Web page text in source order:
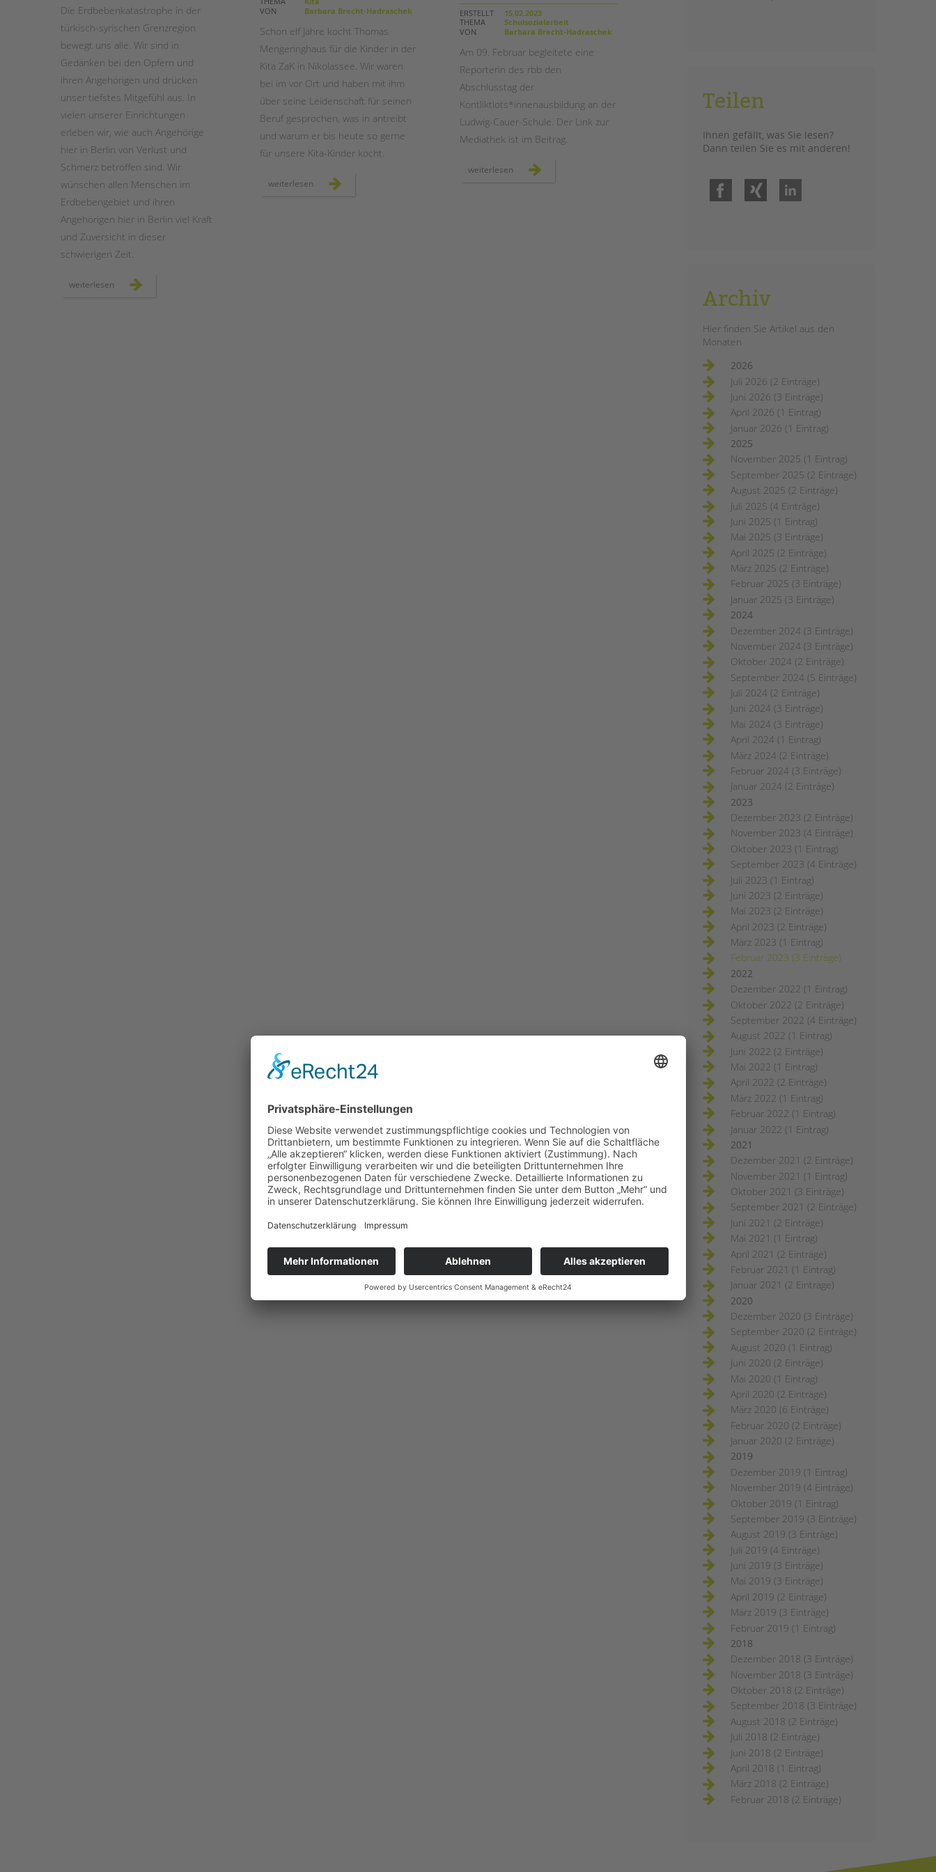
STADTTEILARBEIT
Die Erdbebenkatastrophe in der
türkisch-syrischen Grenzregion
bewegt uns alle. Wir sind in
Gedanken bei den Opfern und
ihren Angehörigen und drücken
unser tiefstes Mitgefühl aus. In
vielen unserer Einrichtungen
erleben wir, wie auch Angehörige
hier in Berlin von Verlust und
Schmerz betroffen sind. Wir
wünschen allen Menschen im
Erdbebengebiet und ihren
Angehörigen hier in Berlin viel Kraft
und Zuversicht in dieser
schwierigen Zeit.
weiterlesen solidarität
VON
Barbara Brecht-Hadraschek
Schon elf Jahre kocht Thomas
Mengeringhaus für die Kinder in der
Kita ZaK in Nikolassee. Wir waren
bei im vor Ort und haben mit ihm
über seine Leidenschaft für seinen
Beruf gesprochen, was in antreibt
und warum er bis heute so gerne
für unsere Kita-Kinder kocht.
weiterlesen
ERSTELLT
15.02.2023
THEMA
Schulsozialarbeit
VON
Barbara Brecht-Hadraschek
Am 09. Februar begleitete eine
Reporterin des rbb den
Abschlusstag der
Kontliktlots*innenausbildung an der
Ludwig-Cauer-Schule. Der Link zur
Mediathek ist im Beitrag.
weiterlesen
Teilen
Ihnen gefällt, was Sie lesen?
Dann teilen Sie es mit anderen!
Facebook
Archiv
Hier finden Sie Artikel aus den
Monaten
2026
Juli 2026 (2 Einträge)
Juni 2026 (3 Einträge)
April 2026 (1 Eintrag)
Januar 2026 (1 Eintrag)
2025
November 2025 (1 Eintrag)
September 2025 (2 Einträge)
August 2025 (2 Einträge)
Juli 2025 (4 Einträge)
Juni 2025 (1 Eintrag)
Mai 2025 (3 Einträge)
April 2025 (2 Einträge)
März 2025 (2 Einträge)
Februar 2025 (3 Einträge)
Januar 2025 (3 Einträge)
2024
Dezember 2024 (3 Einträge)
November 2024 (3 Einträge)
Oktober 2024 (2 Einträge)
September 2024 (5 Einträge)
Juli 2024 (2 Einträge)
Juni 2024 (3 Einträge)
Mai 2024 (3 Einträge)
April 2024 (1 Eintrag)
März 2024 (2 Einträge)
Februar 2024 (3 Einträge)
Januar 2024 (2 Einträge)
2023
Dezember 2023 (2 Einträge)
November 2023 (4 Einträge)
Oktober 2023 (1 Eintrag)
September 2023 (4 Einträge)
Juli 2023 (1 Eintrag)
Juni 2023 (2 Einträge)
Mai 2023 (2 Einträge)
April 2023 (2 Einträge)
März 2023 (1 Eintrag)
Februar 2023 (3 Einträge)
2022
Dezember 2022 (1 Eintrag)
Oktober 2022 (2 Einträge)
September 2022 (4 Einträge)
August 2022 (1 Eintrag)
Juni 2022 (2 Einträge)
Mai 2022 (1 Eintrag)
April 2022 (2 Einträge)
März 2022 (1 Eintrag)
Februar 2022 (1 Eintrag)
Januar 2022 (1 Eintrag)
2021
Dezember 2021 (2 Einträge)
November 2021 (1 Eintrag)
Oktober 2021 (3 Einträge)
September 2021 (2 Einträge)
Juni 2021 (2 Einträge)
Mai 2021 (1 Eintrag)
April 2021 (2 Einträge)
Februar 2021 (1 Eintrag)
Januar 2021 (2 Einträge)
2020
Dezember 2020 (3 Einträge)
September 2020 (2 Einträge)
August 2020 (1 Eintrag)
Juni 2020 (2 Einträge)
Mai 2020 (1 Eintrag)
April 2020 (2 Einträge)
März 2020 (6 Einträge)
Februar 2020 (2 Einträge)
Januar 2020 (2 Einträge)
2019
Dezember 2019 (1 Eintrag)
November 2019 (4 Einträge)
Oktober 2019 (1 Eintrag)
September 2019 (3 Einträge)
August 2019 (3 Einträge)
Juli 2019 (4 Einträge)
Juni 2019 (3 Einträge)
Mai 2019 (3 Einträge)
April 2019 (2 Einträge)
März 2019 (3 Einträge)
Februar 2019 (1 Eintrag)
2018
Dezember 2018 (3 Einträge)
November 2018 (3 Einträge)
Oktober 2018 (2 Einträge)
September 2018 (3 Einträge)
August 2018 (2 Einträge)
Juli 2018 (2 Einträge)
Juni 2018 (2 Einträge)
April 2018 (1 Eintrag)
März 2018 (2 Einträge)
Februar 2018 (2 Einträge)